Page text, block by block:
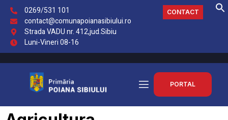
0269/531 101
contact@comunapoianasibiului.ro
Strada VADU nr. 412,jud.Sibiu
Luni-Vineri 08-16
CONTACT
PORTAL